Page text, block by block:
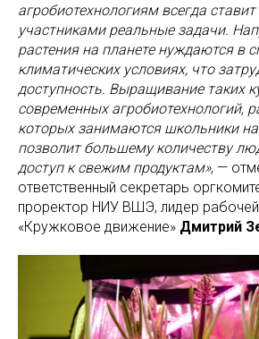
агробиотехнологиям всегда ставит
участниками реальные задачи.
растения на планете нуждаются в
климатических условиях, что
доступность. Выращивание таких
современных агробиотехнологий,
которых занимаются школьники
позволит большему количеству
доступ к свежим продуктам», —
ответственный секретарь
проректор НИУ ВШЭ, лидер
«Кружковое движение» Дмитрий